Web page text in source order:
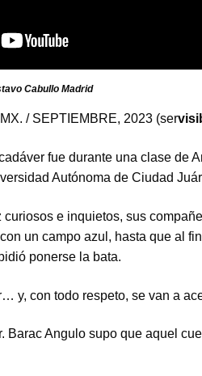
Cabullo Madrid
/ SEPTIEMBRE, 2023 (ser
fue durante una clase de
Autónoma de Ciudad
e inquietos, sus
un campo azul, hasta que al
ponerse la bata.
y, con todo respeto, se van a
Barac Angulo supo que aquel